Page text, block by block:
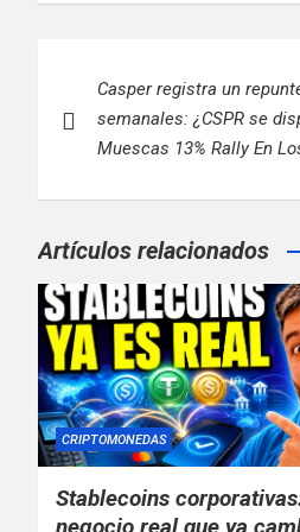
de
entradas
Casper registra un
semanales: ¿CSPR se
Muescas 13% Rally En
Artículos relacionados
CRIPTOMONEDAS
Stablecoins